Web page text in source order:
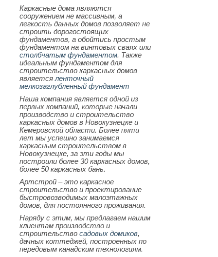
Каркасные дома являются
сооружением не массивным, а
легкость данных домов позволяет не
строить дорогостоящих
фундаментов, а обойтись простым
фундаментом на винтовых сваях или
столбчатым фундаментом. Также
идеальным фундаментом для
строительство каркасных домов
является ленточный
мелкозаглубленный фундамент
Наша компания является одной из
первых компаний, которые начали
производство и строительство
каркасных домов в Новокузнецке и
Кемеровской области. Более пяти
лет мы успешно занимаемся
каркасным строительством в
Новокузнецке, за эти годы мы
построили более 30 каркасных домов,
более 50 каркасных бань.
Артстрой – это каркасное
строительство и проектирование
быстровозводимых малоэтажных
домов, для постоянного проживания.
Наряду с этим, мы предлагаем нашим
клиентам производство и
строительство садовых домиков,
дачных коттеджей, построенных по
передовым канадским технологиям.